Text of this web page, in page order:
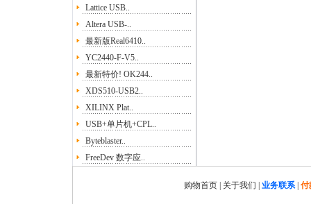
Lattice USB..
Altera USB-..
最新版Real6410..
YC2440-F-V5..
最新特价! OK244..
XDS510-USB2..
XILINX Plat..
USB+单片机+CPL..
Byteblaster..
FreeDev 数字应..
购物首页 关于我们 业务联系| 付